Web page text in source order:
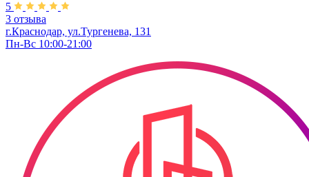
5
3 отзыва
г.Краснодар, ул.Тургенева, 131
Пн-Вс 10:00-21:00